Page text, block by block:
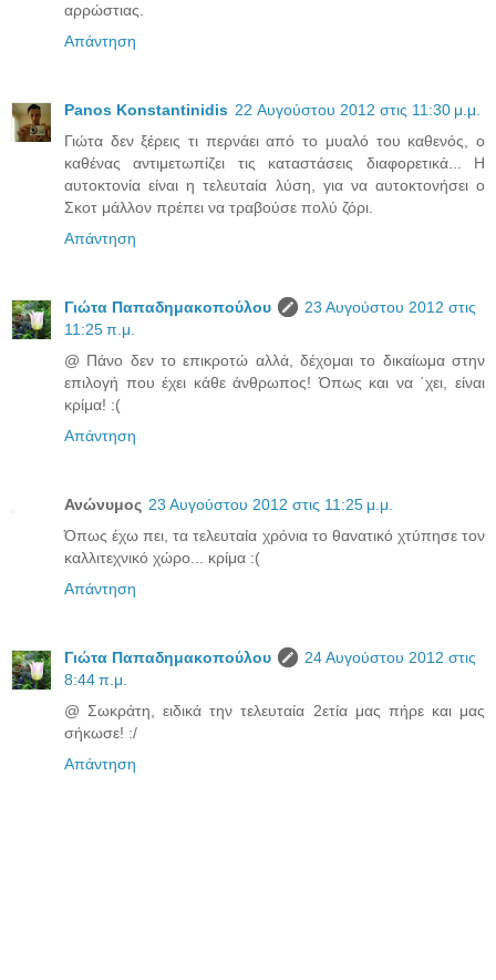
αρρώστιας.
Απάντηση
Panos Konstantinidis 22 Αυγούστου 2012 στις 11:30 μ.μ.
Γιώτα δεν ξέρεις τι περνάει από το μυαλό του καθενός, ο
καθένας αντιμετωπίζει τις καταστάσεις διαφορετικά... Η
αυτοκτονία είναι η τελευταία λύση, για να αυτοκτονήσει ο
Σκοτ μάλλον πρέπει να τραβούσε πολύ ζόρι.
Απάντηση
Γιώτα Παπαδημακοπούλου
23 Αυγούστου 2012 στις
11:25 π.μ.
@ Πάνο δεν το επικροτώ αλλά, δέχομαι το δικαίωμα στην
επιλογή που έχει κάθε άνθρωπος! Όπως και να ΄χει, είναι
κρίμα! :(
Απάντηση
Ανώνυμος 23 Αυγούστου 2012 στις 11:25 μ.μ.
Όπως έχω πει, τα τελευταία χρόνια το θανατικό χτύπησε τον
καλλιτεχνικό χώρο... κρίμα :(
Απάντηση
Γιώτα Παπαδημακοπούλου
24 Αυγούστου 2012 στις
8:44 π.μ.
@ Σωκράτη, ειδικά την τελευταία 2ετία μας πήρε και μας
σήκωσε! :/
Απάντηση